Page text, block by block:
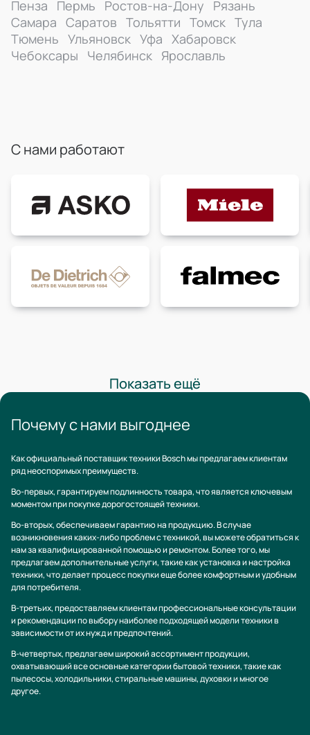
Пенза Пермь Ростов-на-Дону
Рязань
Самара Саратов Тольятти Томск Тула
Тюмень Ульяновск Уфа Хабаровск
Чебоксары
Челябинск Ярославль
С нами работают
Показать ещё
Почему с нами выгоднее
Как официальный поставщик техники Bosch мы предлагаем клиентам
ряд неоспоримых преимуществ.
Во-первых, гарантируем подлинность товара, что является ключевым
моментом при покупке дорогостоящей техники.
Во-вторых, обеспечиваем гарантию на продукцию. В случае
возникновения каких-либо проблем с техникой, вы можете обратиться к
нам за квалифицированной помощью и ремонтом. Более того, мы
предлагаем дополнительные услуги, такие как установка и настройка
техники, что делает процесс покупки еще более комфортным и удобным
для потребителя.
В-третьих, предоставляем клиентам профессиональные консультации
и рекомендации по выбору наиболее подходящей модели техники в
зависимости от их нужд и предпочтений.
В-четвертых, предлагаем широкий ассортимент продукции,
охватывающий все основные категории бытовой техники, такие как
пылесосы, холодильники, стиральные машины, духовки и многое
другое.